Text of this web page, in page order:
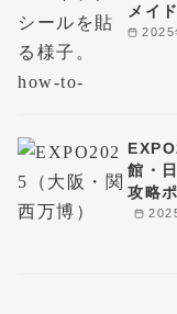
2025
メイ
館・
攻略